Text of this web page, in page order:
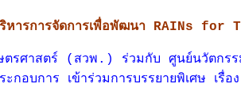
ริหารการจัดการเพื่อพัฒนา RAINs
ตรศาสตร์ (สวพ.) ร่วมกับ ศูนย์นวัตกร
บการ เข้าร่วมการบรรยายพิเศษ เรื่